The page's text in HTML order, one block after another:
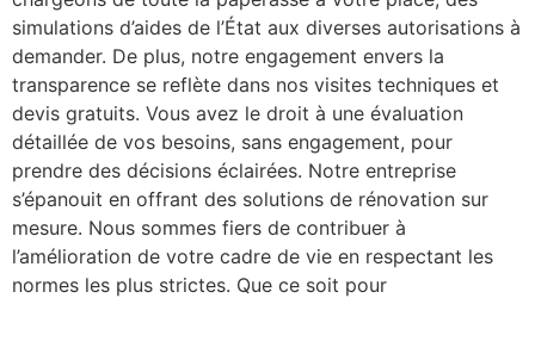
simulations d’aides de l’État aux diverses autorisations à
demander. De plus, notre engagement envers la
transparence se reflète dans nos visites techniques et
devis gratuits. Vous avez le droit à une évaluation
détaillée de vos besoins, sans engagement, pour
prendre des décisions éclairées. Notre entreprise
s’épanouit en offrant des solutions de rénovation sur
mesure. Nous sommes fiers de contribuer à
l’amélioration de votre cadre de vie en respectant les
normes les plus strictes. Que ce soit pour